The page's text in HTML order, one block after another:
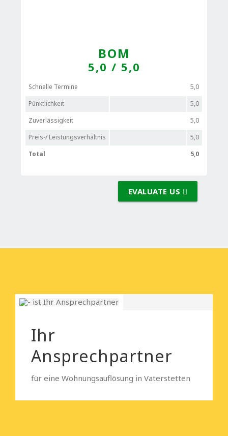
BOM
5,0 / 5,0
Schnelle Termine
5,0
Pünktlichkeit
5,0
Zuverlässigkeit
5,0
Preis-/ Leistungsverhältnis
5,0
Total
5,0
EVALUATE US
Ihr
Ansprechpartner
für eine Wohnungsauflösung in Vaterstetten